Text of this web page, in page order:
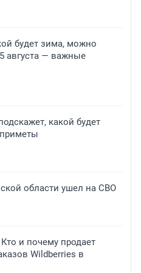
будет зима, можно
августа — важные
какой будет
области ушел на СВО
и почему продает
Wildberries в